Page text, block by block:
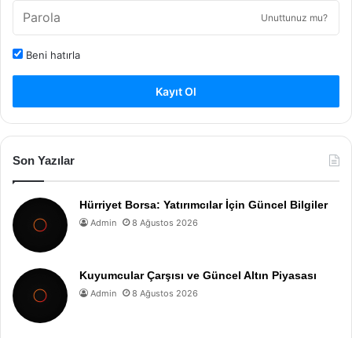
Unuttunuz mu?
Beni hatırla
Kayıt Ol
Son Yazılar
Hürriyet Borsa: Yatırımcılar İçin Güncel Bilgiler
Admin 8 Ağustos 2026
Kuyumcular Çarşısı ve Güncel Altın Piyasası
Admin 8 Ağustos 2026